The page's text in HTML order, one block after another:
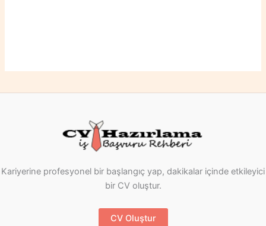
Kariyerine profesyonel bir başlangıç yap, dakikalar içinde etkileyici
bir CV oluştur.
CV Oluştur